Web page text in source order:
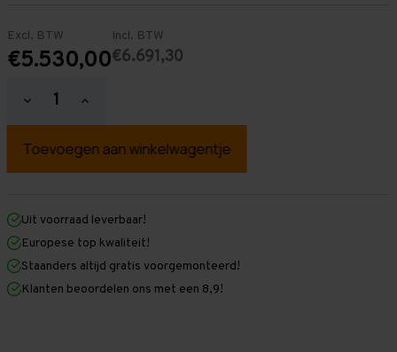
Excl. BTW
€5.530,00
Incl. BTW
€6.691,30
Hoeveelheid
verlagen
Palletstelling
mm
mm
x
1.100
mm
-
Hoeveelheid
verhogen
Palletstelling
mm
mm
1.100
mm
(HxLxD)
-
Uit voorraad leverbaar!
Europese top kwaliteit!
Staanders altijd gratis voorgemonteerd!
Klanten beoordelen ons met een 8,9!